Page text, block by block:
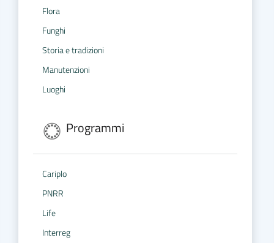
Flora
Funghi
Storia e tradizioni
Manutenzioni
Luoghi
Programmi
Cariplo
PNRR
Life
Interreg